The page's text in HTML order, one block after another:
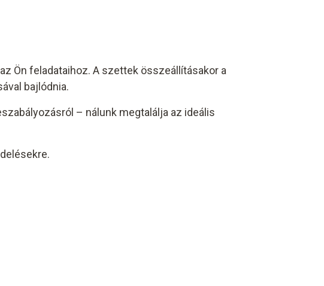
Ön feladataihoz. A szettek összeállításakor a
bajlódnia.
– nálunk megtalálja az ideális